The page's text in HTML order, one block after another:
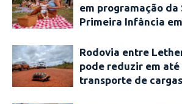
em programação da
Primeira Infância
Rodovia entre
pode reduzir em
transporte de